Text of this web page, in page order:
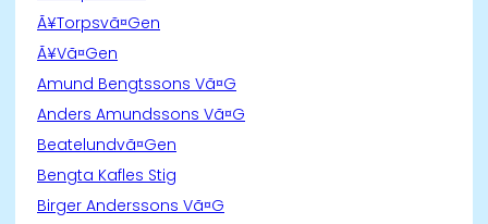
Ã¥Torpsvã¤Gen
Ã¥Vã¤Gen
Amund Bengtssons Vã¤G
Anders Amundssons Vã¤G
Beatelundvã¤Gen
Bengta Kafles Stig
Birger Anderssons Vã¤G